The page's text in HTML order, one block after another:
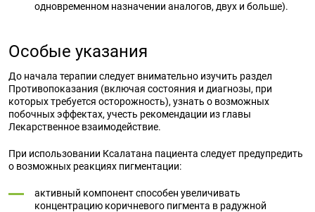
одновременном назначении аналогов, двух и больше).
Особые указания
До начала терапии следует внимательно изучить раздел
Противопоказания (включая состояния и диагнозы, при
которых требуется осторожность), узнать о возможных
побочных эффектах, учесть рекомендации из главы
Лекарственное взаимодействие.
При использовании Ксалатана пациента следует предупредить
о возможных реакциях пигментации:
активный компонент способен увеличивать
концентрацию коричневого пигмента в радужной